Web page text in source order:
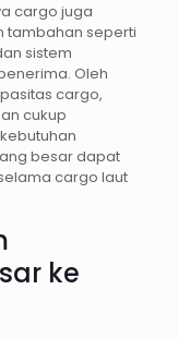
cargo juga
tambahan seperti
sistem
Oleh
cargo,
cukup
besar dapat
cargo laut
ke